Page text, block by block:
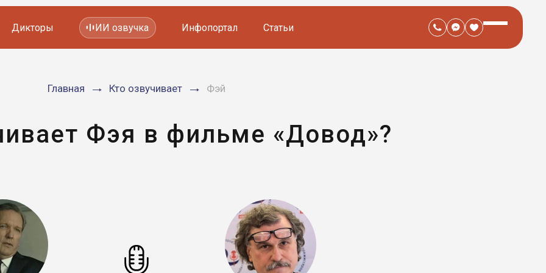
Мультфильмов
Дикторы ИИ озвучка Инфопортал Статьи
Главная Кто озвучивает Фэй
Фэя в фильме «Довод»?